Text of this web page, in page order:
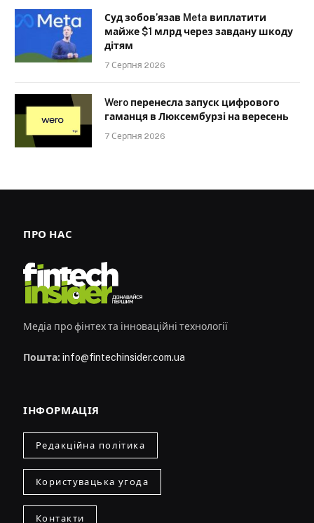
Суд зобов’язав Meta виплатити
майже $1 млрд через завдану шкоду
дітям
7 Серпня 2026
Wero перенесла запуск цифрового
гаманця в Люксембурзі на вересень
7 Серпня 2026
ПРО НАС
Медіа про фінтех та інноваційні технології
Пошта: info@fintechinsider.com.ua
ІНФОРМАЦІЯ
Редакційна політика
Користувацька угода
Контакти